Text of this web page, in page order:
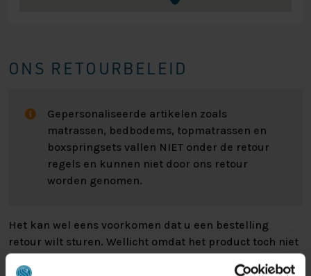
ONS RETOURBELEID
Gepersonaliseerde artikelen zoals
matrassen, bedbodems, topmatrassen en
boxspringsets vallen NIET onder de retour
regels en kunnen niet door ons retour
worden genomen.
Het kan wel eens voorkomen dat u een bestelling
retour wilt sturen. Wellicht omdat het product toch niet
bevalt of misschien dat er een andere reden is waarom